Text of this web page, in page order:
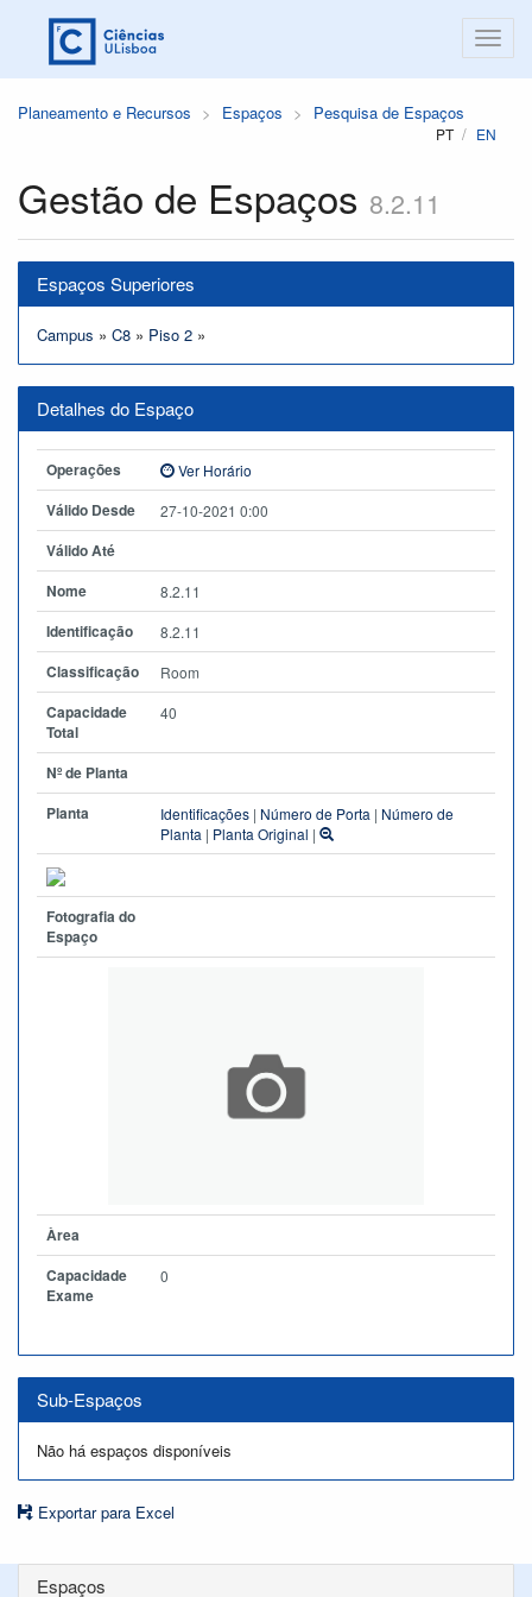
Planeamento e Recursos Espaços Pesquisa de Espaços
PT EN
Gestão de Espaços 8.2.11
Espaços Superiores
Campus » C8 » Piso 2 »
Detalhes do Espaço
Operações Ver Horário
Válido Desde 27-10-2021 0:00
Válido Até
Nome
8.2.11
Identificação 8.2.11
Classificação Room
Capacidade
Total
40
Nº de Planta
Planta
Identificações | Número de Porta | Número de
Planta | Planta Original |
Fotografia do
Espaço
Àrea
Capacidade
Exame
0
Sub-Espaços
Não há espaços disponíveis
Exportar para Excel
Espaços